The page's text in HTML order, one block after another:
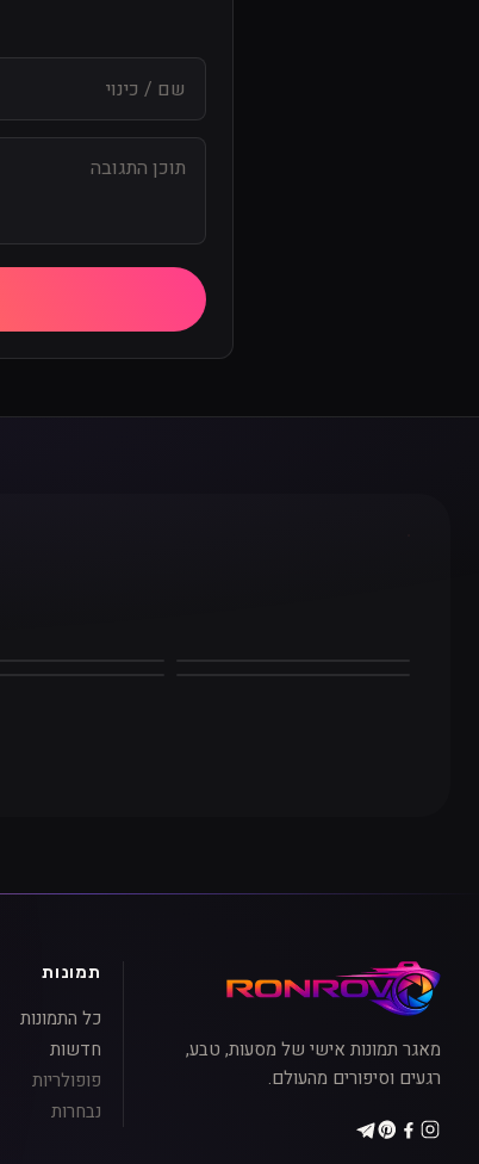
שם / כינוי
תוכן התגובה
מאגר תמונות אישי של מסעות, טבע,
רגעים וסיפורים מהעולם.
תמונות
כל התמונות
חדשות
פופולריות
נבחרות